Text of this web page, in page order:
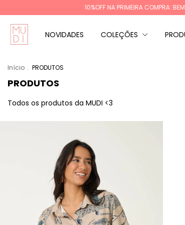
10%OFF NA PRIMEIRA COMPRA: BEMVINDA10
NOVIDADES COLEÇÕES
Início . PRODUTOS
PRODUTOS
Todos os produtos da MUDI <3